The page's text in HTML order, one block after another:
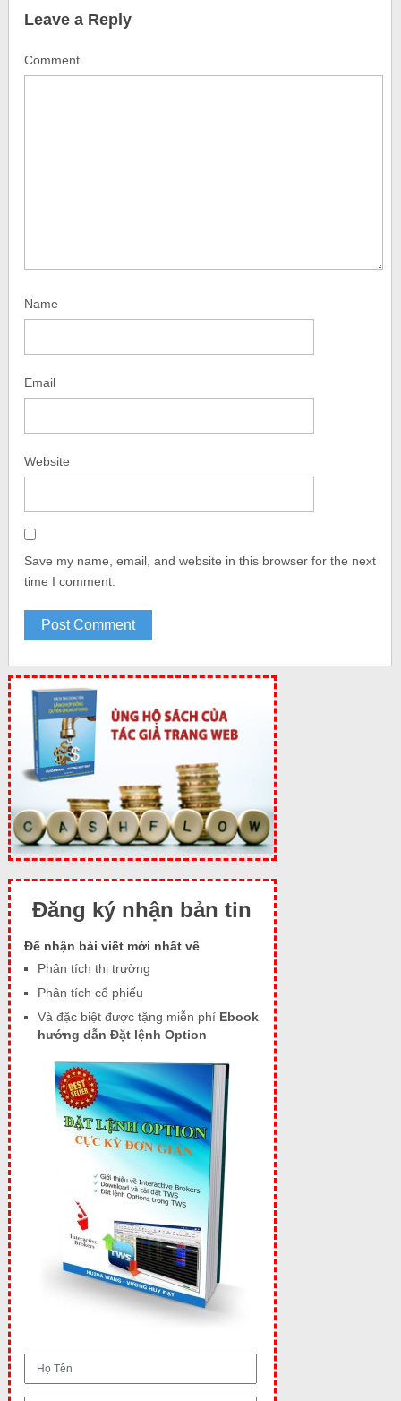
Leave a Reply
Comment
Name
Email
Website
Save my name, email, and website in this browser for the next
time I comment.
Đăng ký nhận bản tin
Để nhận bài viết mới nhất về
Phân tích thị trường
Phân tích cổ phiếu
Và đặc biệt được tặng miễn phí Ebook
hướng dẫn Đặt lệnh Option